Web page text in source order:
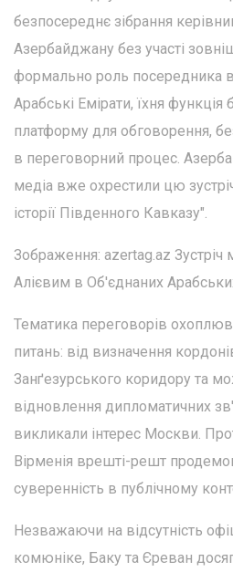
безпосереднє зібрання
Азербайджану без участі
формально роль посередника
Арабські Емірати, їхня
платформу для обговорення,
в переговорний процес.
медіа вже охрестили цю
історії Південного Кавказу".
Зображення: аzertag.az
Алієвим в Об'єднаних
Тематика переговорів
питань: від визначення
Занґезурського коридору та
відновлення дипломатичних
викликали інтерес Москви.
Вірменія врешті-решт
суверенність в публічному
Незважаючи на відсутність
комюніке, Баку та Єреван